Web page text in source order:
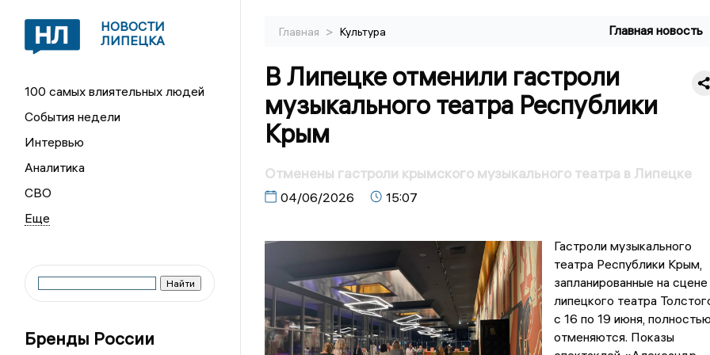
НОВОСТИ
ЛИПЕЦКА
100 самых влиятельных людей
События недели
Интервью
Аналитика
СВО
Бренды России
Главная > Культура Главная новость
В Липецке отменили гастроли
музыкального театра Республики
Крым
Отменены гастроли крымского музыкального театра в Липецке
04/06/2026 15:07
Гастроли музыкального
театра Республики Крым,
запланированные на сцене
липецкого театра
с 16 по 19 июня,
отменяются. Показы